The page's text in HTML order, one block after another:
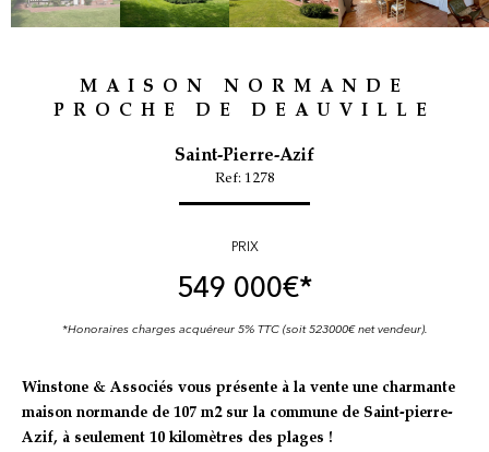
MAISON NORMANDE
PROCHE DE DEAUVILLE
Saint-Pierre-Azif
Ref: 1278
PRIX
549 000€*
*Honoraires charges acquéreur 5% TTC (soit 523000€ net vendeur).
Winstone & Associés vous présente à la vente une charmante
maison normande de 107 m2 sur la commune de Saint-pierre-
Azif, à seulement 10 kilomètres des plages !